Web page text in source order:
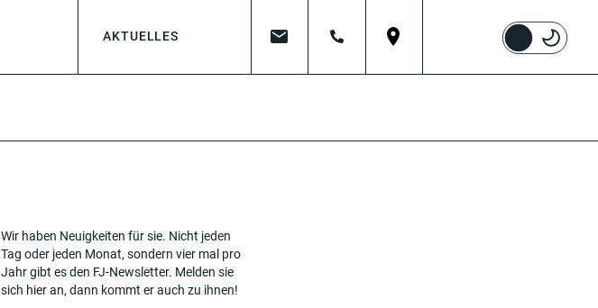
AKTUELLES mail place
Wir haben Neuigkeiten für sie. Nicht jeden
Tag oder jeden Monat, sondern vier mal pro
Jahr gibt es den FJ-Newsletter. Melden sie
sich hier an, dann kommt er auch zu ihnen!